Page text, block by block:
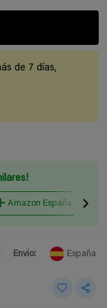
de 7 días,
Amazon España
Envio: España